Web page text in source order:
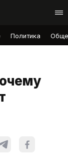
Политика